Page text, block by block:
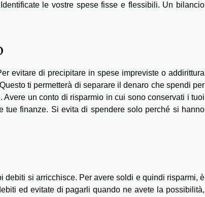
le vostre spese fisse e flessibili. Un bilancio
evitare di precipitare in spese impreviste o addirittura
ti permetterà di separare il denaro che spendi per
un conto di risparmio in cui sono conservati i tuoi
tue finanze. Si evita di spendere solo perché si hanno
si arricchisce. Per avere soldi e quindi risparmi, è
ed evitate di pagarli quando ne avete la possibilità,